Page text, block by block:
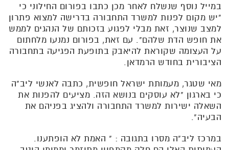
במייל נוסף שנשלח לאחר מכן כתבו בפורום החילוני כי
"יש מקום לפנות למשרד התחבורה בדרישה למצוא פתרון
למצב שנוצר, זאת מבלי לפגוע בזכותם של הנהגים לממש
את חופש הדת שלהם". עם זאת, בפורום נמנעו מלחתום
על העצומה שקוראת להיאבק בתופעת הפגיעה בתחבורה
הציבורית בחודש הרמדאן.
מאי שטגר, מעמותת ישראל חופשית, כתבה לאנשי ליב"ה
כי בארגון "לא עוסקים בנושא הזה. מציעים להפנות את
השאלה ישירות למשרד התחבורה ולהציג בפניהם את
הבעיה".
במרכז ליב"ה מסרו בתגובה : " האמת לא הופתענו.